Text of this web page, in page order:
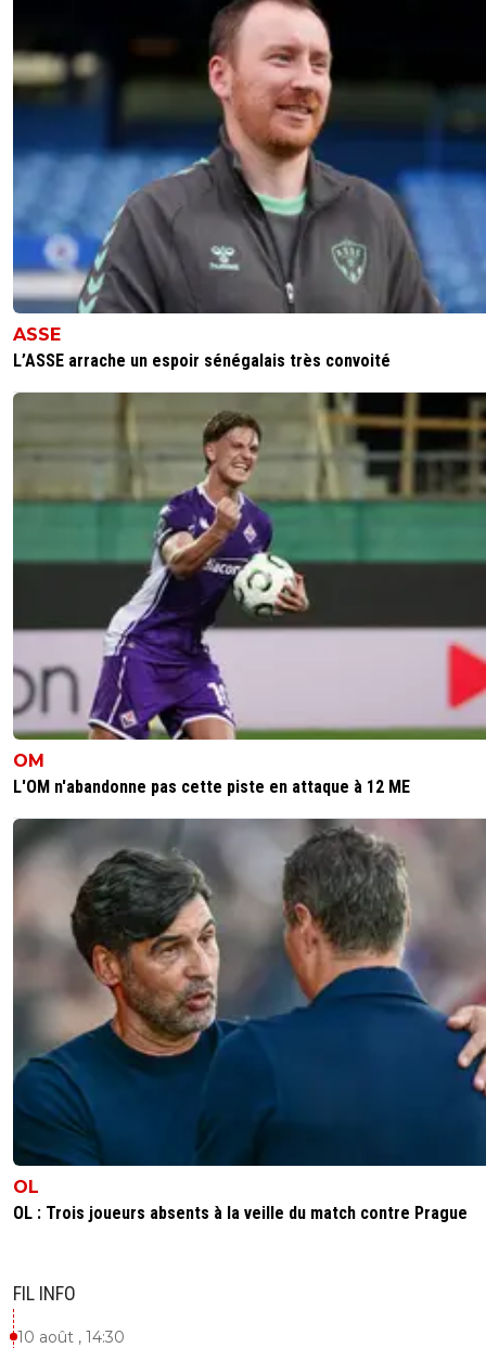
ASSE
L’ASSE arrache un espoir sénégalais très convoité
OM
L'OM n'abandonne pas cette piste en attaque à 12 ME
OL
OL : Trois joueurs absents à la veille du match contre Prague
FIL INFO
10 août , 14:30